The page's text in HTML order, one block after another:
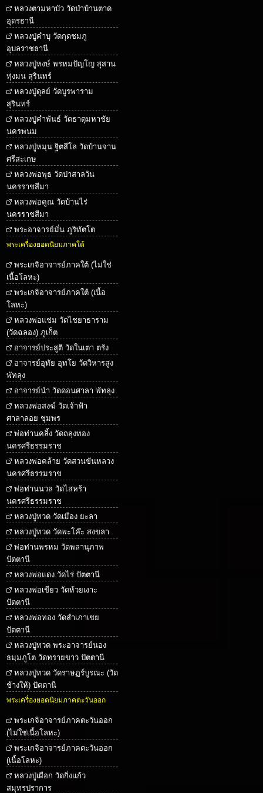
หลวงตามหาบัว วัดป่าบ้านตาด
อุดรธานี
หลวงปู่คำบุ วัดกุดชมภู
อุบลราชธานี
หลวงปู่หงษ์ พรหมปัญโญ สุสาน
ทุ่งมน สุรินทร์
หลวงปู่ดุลย์ วัดบูรพาราม
สุรินทร์
หลวงปู่คำพันธ์ วัดธาตุมหาชัย
นครพนม
หลวงปู่หมุน ฐิตสีโล วัดบ้านจาน
ศรีสะเกษ
หลวงพ่อพุธ วัดป่าสาลวัน
นครราชสีมา
หลวงพ่อคูณ วัดบ้านไร่
นครราชสีมา
พระอาจารย์มั่น ภูริทัตโต
พระเครื่องยอดนิยมภาคใต้
พระเกจิอาจารย์ภาคใต้ (ไม่ใช่
เนื้อโลหะ)
พระเกจิอาจารย์ภาคใต้ (เนื้อ
โลหะ)
หลวงพ่อแช่ม วัดไชยาธาราม
(วัดฉลอง) ภูเก็ต
อาจารย์ประสูติ วัดในเตา ตรัง
อาจารย์อุทัย อุทโย วัดวิหารสูง
พัทลุง
อาจารย์นำ วัดดอนศาลา พัทลุง
หลวงพ่อสงฆ์ วัดเจ้าฟ้า
ศาลาลอย ชุมพร
พ่อท่านคลิ้ง วัดถลุงทอง
นครศรีธรรมราช
หลวงพ่อคล้าย วัดสวนขันหลวง
นครศรีธรรมราช
พ่อท่านนวล วัดไสหร้า
นครศรีธรรมราช
หลวงปู่ทวด วัดเมือง ยะลา
หลวงปู่ทวด วัดพะโค๊ะ สงขลา
พ่อท่านพรหม วัดพลานุภาพ
ปัตตานี
หลวงพ่อแดง วัดไร่ ปัตตานี
หลวงพ่อเขียว วัดห้วยเงาะ
ปัตตานี
หลวงพ่อทอง วัดสำเภาเชย
ปัตตานี
หลวงปู่ทวด พระอาจารย์นอง
ธมฺมภูโต วัดทรายขาว ปัตตานี
หลวงปู่ทวด วัดราษฏร์บูรณะ (วัด
ช้างให้) ปัตตานี
พระเครื่องยอดนิยมภาคตะวันออก
พระเกจิอาจารย์ภาคตะวันออก
(ไม่ใช่เนื้อโลหะ)
พระเกจิอาจารย์ภาคตะวันออก
(เนื้อโลหะ)
หลวงปู่เผือก วัดกิ่งแก้ว
สมุทรปราการ